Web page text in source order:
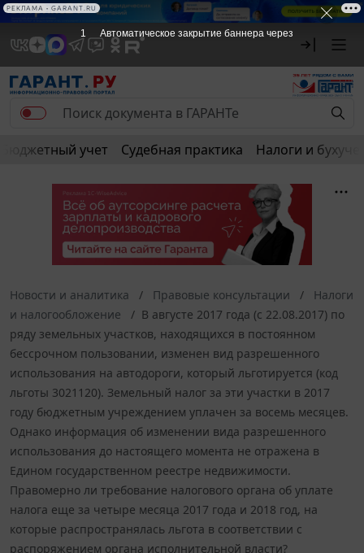
РЕКЛАМА
Бюджетный учет Судебная практика Налоги и
Новости и аналитика Правовые консультации
Налоги
и налогообложение
В августе 2017 года (с 22.08.2017) по
ряду земельных участков, находящихся в постоянном
бессрочном пользовании, изменен вид разрешенного
использования на автодороги, который льготируется (код
льготы 3021120). Земельный налог за эти участки в 2017
году бюджетным учреждением уплачен за восемь месяцев.
Однако информация об изменении вида разрешенного
использования до настоящего момента не отражена в
Едином государственном реестре недвижимости.
Правомерно ли требование налогового органа об уплате
налога еще за четыре месяца 2017 года и 2018 год, на
которые распространялась льгота в соответствии с
распоряжением органа исполнительной власти?
1 Автоматическое закрытие баннера через
РЕКЛАМА • GARANT.RU